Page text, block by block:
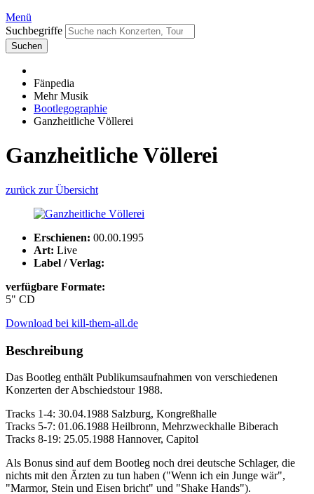
Menü
Suchbegriffe
Suchen
Fänpedia
Mehr Musik
Bootlegographie
Ganzheitliche Völlerei
Ganzheitliche Völlerei
zurück zur Übersicht
Erschienen: 00.00.1995
Art: Live
Label / Verlag:
verfügbare Formate:
5" CD
Download bei kill-them-all.de
Beschreibung
Das Bootleg enthält Publikumsaufnahmen von verschiedenen
Konzerten der Abschiedstour 1988.
Tracks 1-4: 30.04.1988 Salzburg, Kongreßhalle
Tracks 5-7: 01.06.1988 Heilbronn, Mehrzweckhalle Biberach
Tracks 8-19: 25.05.1988 Hannover, Capitol
Als Bonus sind auf dem Bootleg noch drei deutsche Schlager, die
nichts mit den Ärzten zu tun haben ("Wenn ich ein Junge wär",
"Marmor, Stein und Eisen bricht" und "Shake Hands").